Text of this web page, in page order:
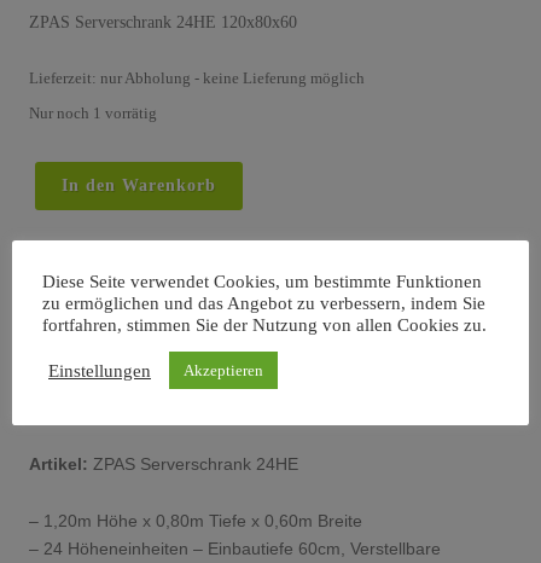
ZPAS Serverschrank 24HE 120x80x60
Lieferzeit: nur Abholung - keine Lieferung möglich
Nur noch 1 vorrätig
ZPAS
Menge
In den Warenkorb
Zahlung und Versand
Informationen zur Produktsicherheit GPSR
Artikel: ZPAS Serverschrank 24HE
– 1,20m Höhe x 0,80m Tiefe x 0,60m Breite
– 24 Höheneinheiten – Einbautiefe 60cm, Verstellbare
Diese Seite verwendet Cookies, um bestimmte Funktionen
zu ermöglichen und das Angebot zu verbessern, indem Sie
fortfahren, stimmen Sie der Nutzung von allen Cookies zu.
Einstellungen Akzeptieren